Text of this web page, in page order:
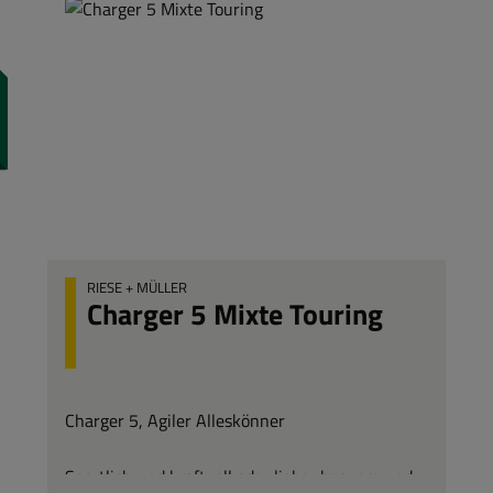
RIESE + MÜLLER
Charger 5 Mixte Touring
Charger 5, Agiler Alleskönner
Sportlich und kraftvoll oder lieber bequem und